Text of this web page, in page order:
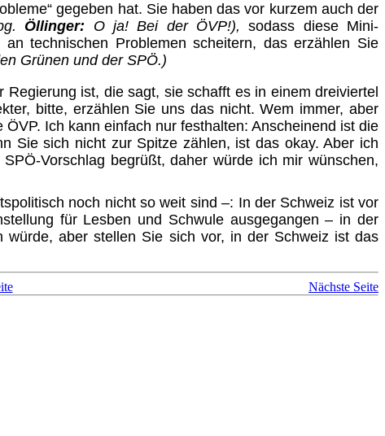
gegeben hat. Sie haben das vor kurzem auch der
Öllinger: O ja! Bei der ÖVP!), sodass diese Mini-
technischen Problemen scheitern, das erzählen Sie
Grünen und der SPÖ.)
ist, die sagt, sie schafft es in einem dreiviertel
bitte, erzählen Sie uns das nicht. Wem immer, aber
Ich kann einfach nur festhalten: Anscheinend ist die
Sie sich nicht zur Spitze zählen, ist das okay. Aber ich
Vorschlag begrüßt, daher würde ich mir wünschen,
noch nicht so weit sind –: In der Schweiz ist vor
für Lesben und Schwule ausgegangen – in der
aber stellen Sie sich vor, in der Schweiz ist das
Nächste Seite